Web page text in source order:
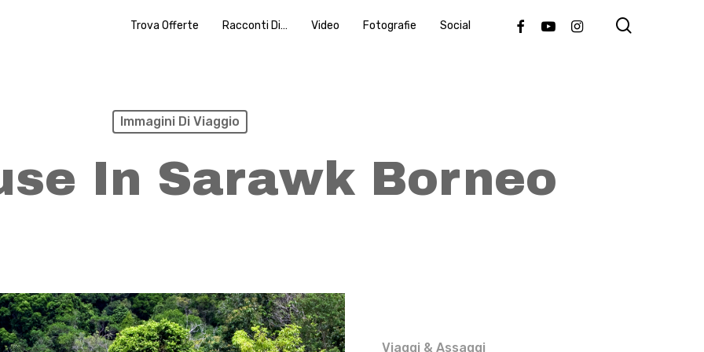
Trova Offerte Racconti Di… Video Fotografie Social FacebookYoutubeInstagram
Immagini Di Viaggio
In Sarawk Borneo
Viaggi & Assaggi